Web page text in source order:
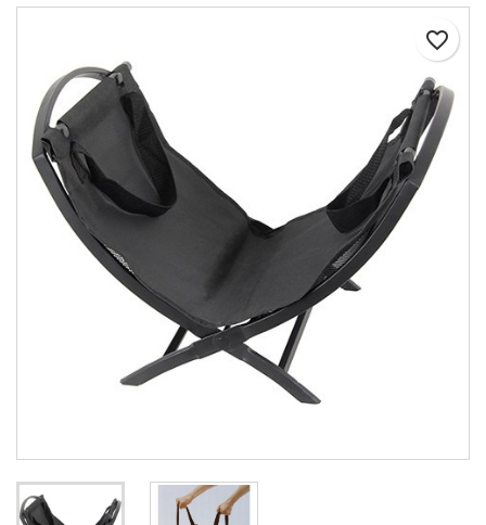
favorite_border